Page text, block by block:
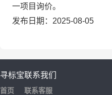
一项目询价。
发布日期：2025-08-05
寻标宝
首页
联系我们
联系客服